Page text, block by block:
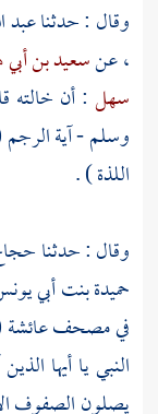
وقال : حدثناعبد
، عنسعيد بن
سهل : أن خالته
وسلم - آية الرجم
اللذة ) .
وقال : حدثنا
حميدة بنت أبي
في مصحفعائشة
النبي يا أيها
يصلون الصفوف